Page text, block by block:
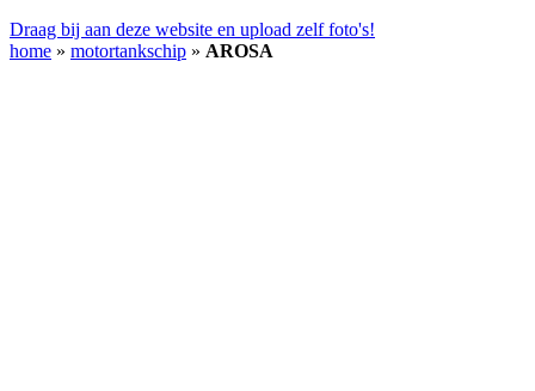
Draag bij aan deze website en upload zelf foto's!
home » motortankschip » AROSA